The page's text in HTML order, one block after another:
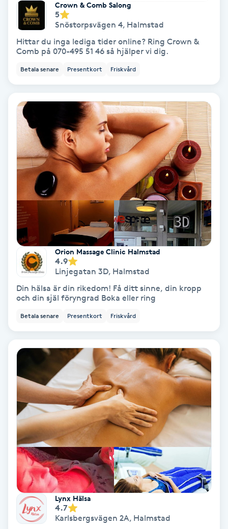
Enzympeeling
Extensions
Extensions borttagning
Eyeliner-tatuering
Face framing
Faceliftmassage
Fet hårbotten
Fettreducering
Fibromassage
Fillers
Fotmassage
Fransar
Fransborttagning
Fransfärgning
Fransförlängning
Fransförlängning Megavolym
Crown & Comb Salong
5
Snöstorpsvägen 4, Halmstad
Hittar du inga lediga tider online? Ring Crown &
Comb på 070-495 51 46 så hjälper vi dig.
Betala senare Presentkort Friskvård
Orion Massage Clinic Halmstad
4.9
Linjegatan 3D, Halmstad
Din hälsa är din rikedom! Få ditt sinne, din kropp
och din själ föryngrad Boka eller ring
Betala senare Presentkort Friskvård
Lynx Hälsa
4.7
Karlsbergsvägen 2A, Halmstad